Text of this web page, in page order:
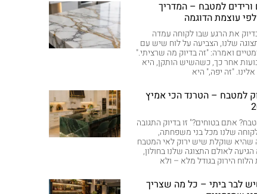
למטבח – המדריך
עוצמת הדוגמה
את הרגע שבו לקוחה עמדה
שלנו, הצביעה על לוח שיש עם
ואמרה: "זה בדיוק מה שרציתי."
אחר כך, כשהשיש הותקן, היא
"זה יפה," היא
למטבח – הטרנד הכי אמיץ
אתם בטוחים?" זו בדיוק התגובה
שלנו מכל בני משפחתה,
שהיא שוקלת שיש ירוק לאי המטבח
לאולם התצוגה שלנו בחולון,
הירוק בגודל מלא – ולא
לבר ביתי – כל מה שצריך